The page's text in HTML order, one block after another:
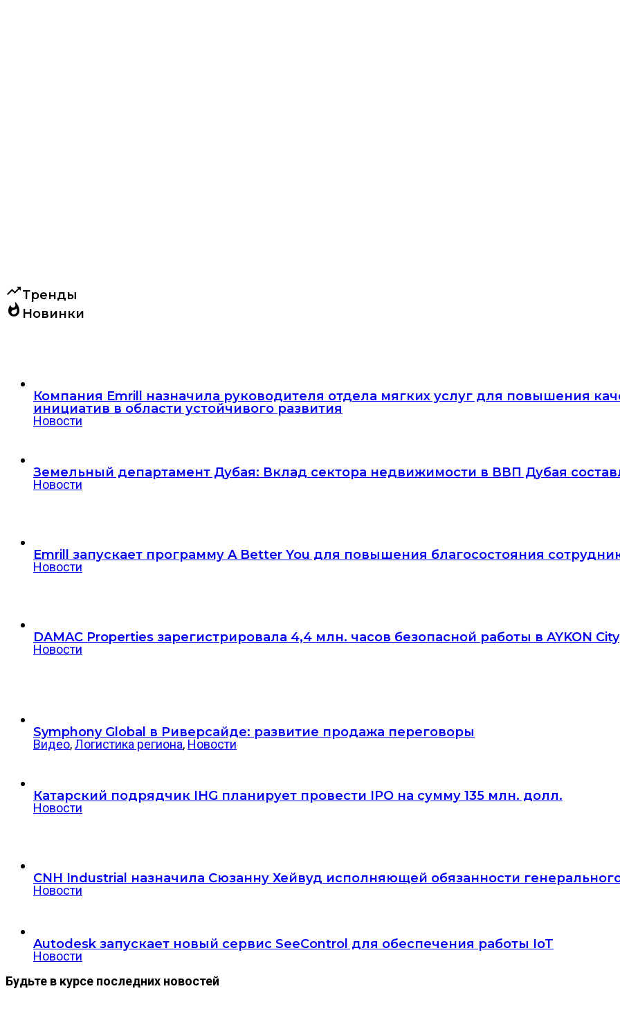
trending_upТренды
whatshot Новинки
Компания Emrill назначила руководителя отдела мягких услуг для повышения
инициатив в области устойчивого развития
Новости
Земельный департамент Дубая: Вклад сектора недвижимости в ВВП Дубая
Новости
Emrill запускает программу A Better You для повышения благосостояния
Новости
DAMAC Properties зарегистрировала 4,4 млн. часов безопасной работы в AYKON City
Новости
Symphony Global в Риверсайде: развитие продажа переговоры
Видео,Логистика региона, Новости
Катарский подрядчик IHG планирует провести IPO на сумму 135 млн. долл.
Новости
CNH Industrial назначила Сюзанну Хейвуд исполняющей обязанности
Новости
Autodesk запускает новый сервис SeeControl для обеспечения работы IoT
Новости
Будьте в курсе последних новостей